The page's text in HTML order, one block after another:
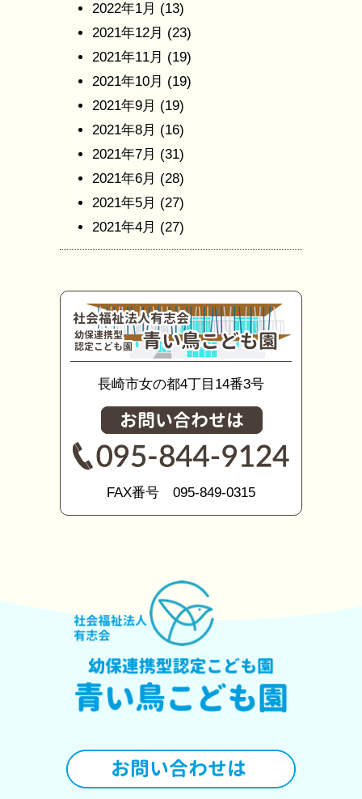
2022年1月 (13)
2021年12月 (23)
2021年11月 (19)
2021年10月 (19)
2021年9月 (19)
2021年8月 (16)
2021年7月 (31)
2021年6月 (28)
2021年5月 (27)
2021年4月 (27)
長崎市女の都4丁目14番3号
FAX番号 095-849-0315